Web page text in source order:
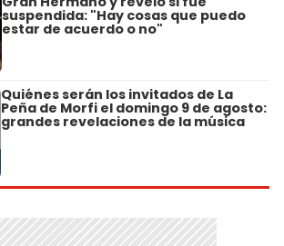
suspendida: "Hay cosas que puedo
estar de acuerdo o no"
Quiénes serán los invitados de La
Peña de Morfi el domingo 9 de agosto:
grandes revelaciones de la música